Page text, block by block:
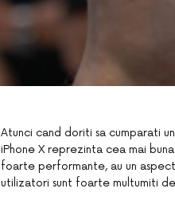
Atunci cand doriti sa cumparati
iPhone X reprezinta cea mai
foarte performante, au un
utilizatori sunt foarte multumiti